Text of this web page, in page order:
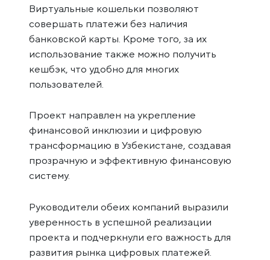
Виртуальные кошельки позволяют
совершать платежи без наличия
банковской карты. Кроме того, за их
использование также можно получить
кешбэк, что удобно для многих
пользователей.
Проект направлен на укрепление
финансовой инклюзии и цифровую
трансформацию в Узбекистане, создавая
прозрачную и эффективную финансовую
систему.
Руководители обеих компаний выразили
уверенность в успешной реализации
проекта и подчеркнули его важность для
развития рынка цифровых платежей.